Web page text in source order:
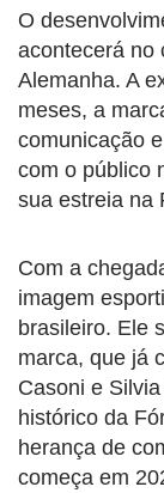
O
acontecerá no
Alemanha. A
meses, a
comunicação
com o público
sua estreia na
Com a
imagem
brasileiro. Ele
marca, que já
Casoni e
histórico da
herança de
começa em